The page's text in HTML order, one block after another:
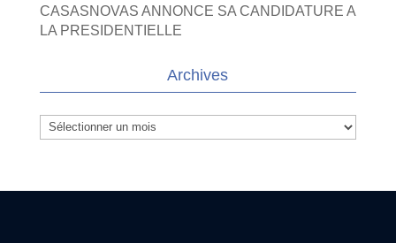
CASASNOVAS ANNONCE SA CANDIDATURE A
LA PRESIDENTIELLE
Archives
Archives